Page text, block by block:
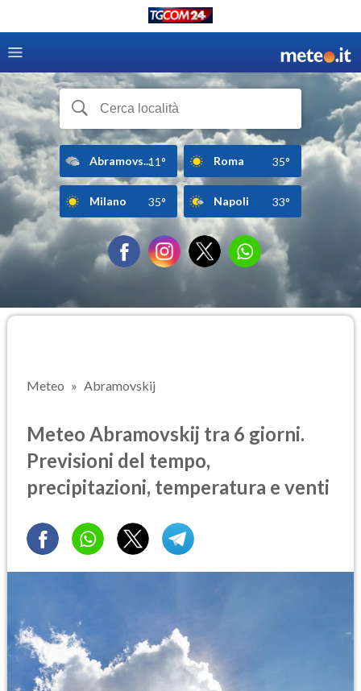
Abramovs...11° Roma 35°
Milano 35° Napoli 33°
Meteo Abramovskij
Meteo Abramovskij tra 6 giorni.
Previsioni del tempo,
precipitazioni, temperatura e venti